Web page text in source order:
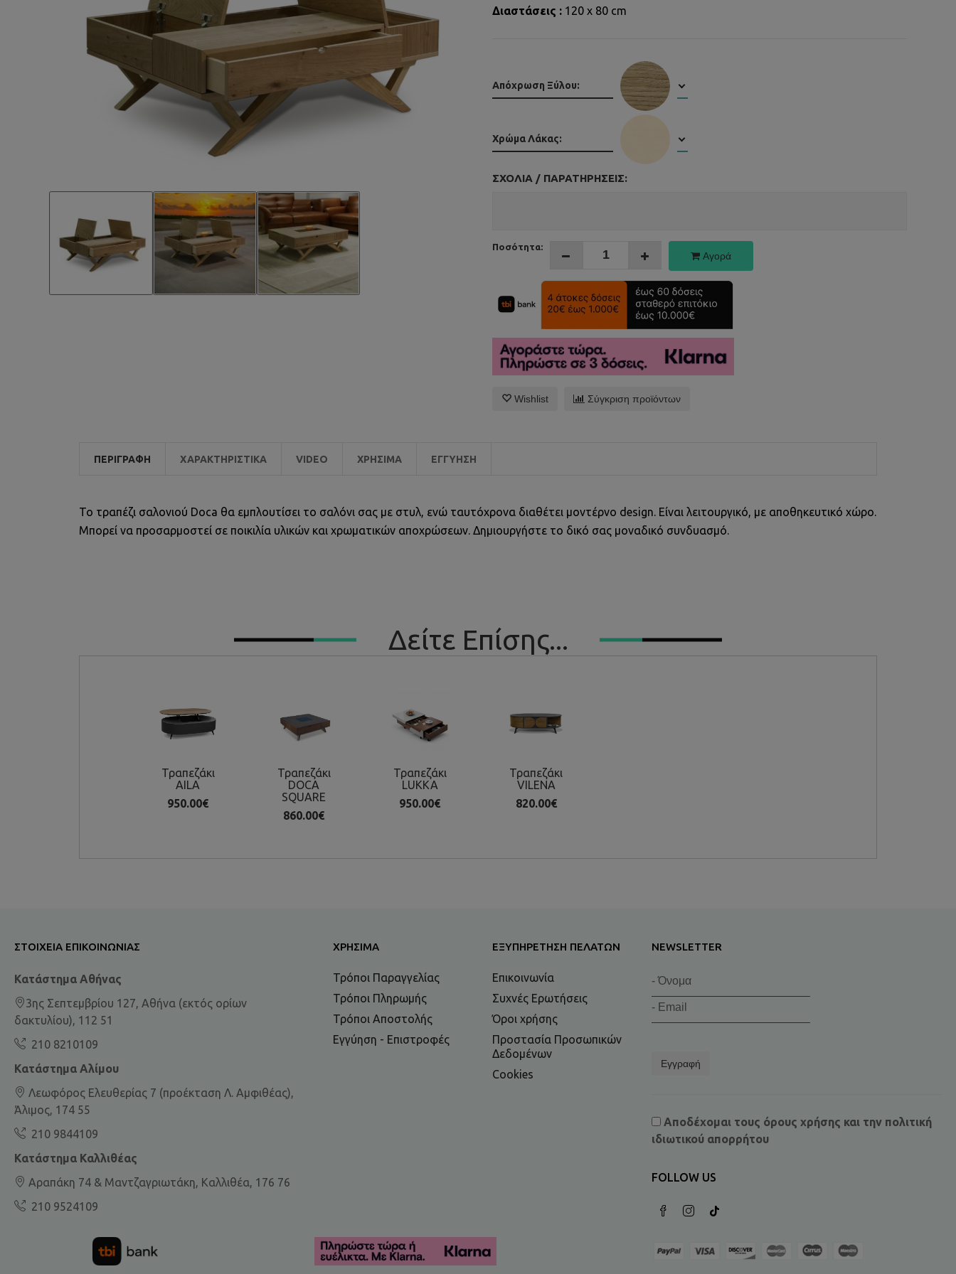
Διαστάσεις : 120 x 80 cm
Απόχρωση Ξύλου:
Χρώμα Λάκας:
ΣΧΌΛΙΑ / ΠΑΡΑΤΗΡΉΣΕΙΣ:
Ποσότητα:
Αγορά
Wishlist Σύγκριση προϊόντων
ΠΕΡΙΓΡΑΦΉ ΧΑΡΑΚΤΗΡΙΣΤΙΚΆ VIDEO ΧΡΉΣΙΜΑ ΕΓΓΎΗΣΗ
Το τραπέζι σαλονιού Doca θα εμπλουτίσει το σαλόνι σας με στυλ, ενώ ταυτόχρονα διαθέτει μοντέρνο design. Είναι λειτουργικό, με αποθηκευτικό χώρο.
Μπορεί να προσαρμοστεί σε ποικιλία υλικών και χρωματικών αποχρώσεων. Δημιουργήστε το δικό σας μοναδικό συνδυασμό.
Δείτε Επίσης...
Τραπεζάκι
AILA
950.00€
Τραπεζάκι
DOCA
SQUARE
860.00€
Τραπεζάκι
LUKKA
950.00€
Τραπεζάκι
VILENA
820.00€
ΣΤΟΙΧΕΊΑ ΕΠΙΚΟΙΝΩΝΊΑΣ
Κατάστημα Αθήνας
3ης Σεπτεμβρίου 127, Αθήνα (εκτός ορίων
δακτυλίου), 112 51
210 8210109
Κατάστημα Αλίμου
Λεωφόρος Ελευθερίας 7 (προέκταση Λ. Αμφιθέας),
Άλιμος, 174 55
210 9844109
Κατάστημα Καλλιθέας
Αραπάκη 74 & Μαντζαγριωτάκη, Καλλιθέα, 176 76
210 9524109
ΧΡΉΣΙΜΑ
Τρόποι Παραγγελίας
Τρόποι Πληρωμής
Τρόποι Αποστολής
Εγγύηση - Επιστροφές
ΕΞΥΠΗΡΈΤΗΣΗ ΠΕΛΑΤΏΝ
Επικοινωνία
Συχνές Ερωτήσεις
Όροι χρήσης
Προστασία Προσωπικών
Δεδομένων
Cookies
NEWSLETTER
Εγγραφή
Αποδέχομαι τους όρους χρήσης και την πολιτική
ιδιωτικού απορρήτου
FOLLOW US